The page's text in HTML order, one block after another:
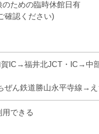
ための臨時休館日有
確認ください)
IC→福井北JCT・IC→中
ん鉄道勝山永平寺線→
できる